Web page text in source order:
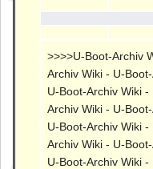
>>>>U-Boot-Archiv
Archiv Wiki - U-
U-Boot-Archiv Wiki
Archiv Wiki - U-
U-Boot-Archiv Wiki
Archiv Wiki - U-
U-Boot-Archiv Wiki